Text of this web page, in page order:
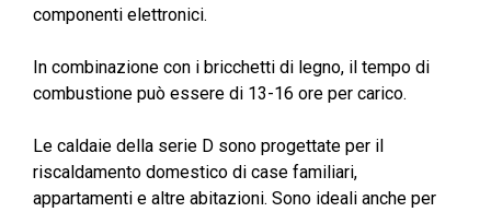
2.274,00 €
2.988,00 €
componenti elettronici.
In combinazione con i bricchetti di legno, il tempo di
combustione può essere di 13-16 ore per carico.
Le caldaie della serie D sono progettate per il
riscaldamento domestico di case familiari,
appartamenti e altre abitazioni. Sono ideali anche per